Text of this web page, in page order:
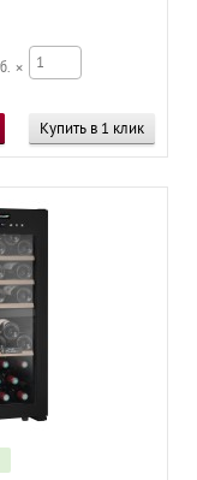
×
Купить в 1 клик